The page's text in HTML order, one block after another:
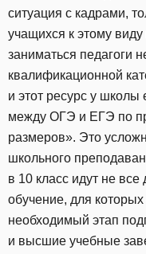
ситуация с кадрами,
учащихся к этому
заниматься педагоги
квалификационной
и этот ресурс у
между ОГЭ и ЕГЭ по
размеров». Это
школьного
в 10 класс идут не
обучение, для
необходимый этап
и высшие учебные